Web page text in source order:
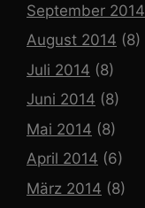
September 2014
August 2014 (8)
Juli 2014 (8)
Juni 2014 (8)
Mai 2014 (8)
April 2014 (6)
März 2014 (8)